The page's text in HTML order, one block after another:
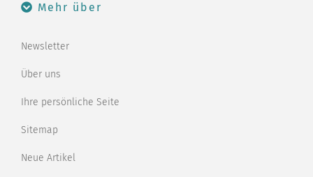
Mehr über
Newsletter
Über uns
Ihre persönliche Seite
Sitemap
Neue Artikel